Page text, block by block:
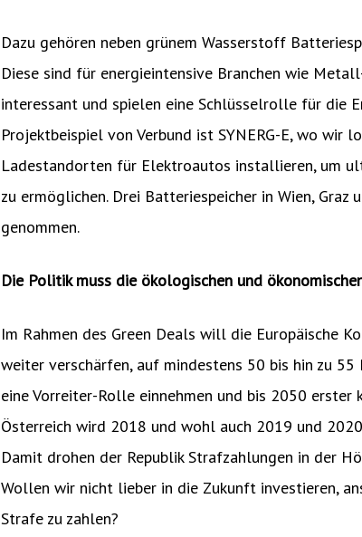
Dazu gehören neben grünem Wasserstoff
Diese sind für energieintensive Branchen wie
interessant und spielen eine Schlüsselrolle für die
Projektbeispiel von Verbund ist SYNERG-E, wo wir
Ladestandorten für Elektroautos installieren, um
zu ermöglichen. Drei Batteriespeicher in Wien, Graz
genommen.
Die Politik muss die ökologischen und
Im Rahmen des Green Deals will die Europäische
weiter verschärfen, auf mindestens 50 bis hin zu
eine Vorreiter-Rolle einnehmen und bis 2050
Österreich wird 2018 und wohl auch 2019 und
Damit drohen der Republik Strafzahlungen in der
Wollen wir nicht lieber in die Zukunft investieren,
Strafe zu zahlen?